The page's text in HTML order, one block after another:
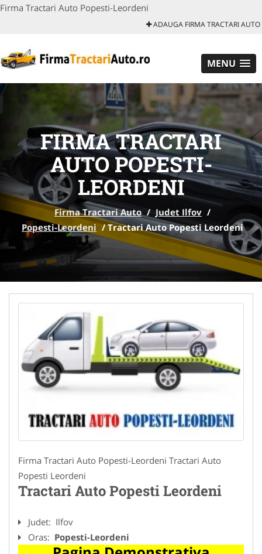
Firma Tractari Auto Popesti-Leordeni
ADAUGA FIRMA TRACTARI AUTO
MENU
FIRMA TRACTARI
AUTO POPESTI-
LEORDENI
Firma Tractari Auto / Judet Ilfov /
Popesti-Leordeni /Tractari Auto Popesti Leordeni
Firma Tractari Auto Popesti-Leordeni Tractari Auto
Popesti Leordeni
Tractari Auto Popesti Leordeni
Judet: Ilfov
Oras: Popesti-Leordeni